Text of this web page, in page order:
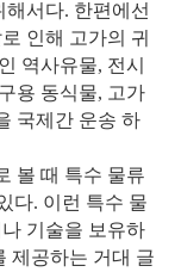
서다. 한편에선
인해 고가의 귀
역사유물, 전시
용 동식물, 고가
국제간 운송 하
볼 때 특수 물류
다. 이런 특수 물
기술을 보유하
제공하는 거대 글